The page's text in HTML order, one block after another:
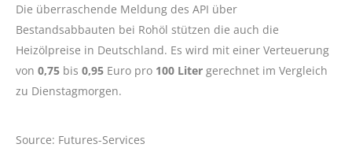
Die überraschende Meldung des API über
Bestandsabbauten bei Rohöl stützen die auch die
Heizölpreise in Deutschland. Es wird mit einer Verteuerung
von 0,75 bis 0,95 Euro pro 100 Liter gerechnet im Vergleich
zu Dienstagmorgen.
Source: Futures-Services